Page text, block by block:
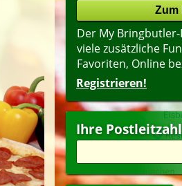
Der My
viele zusätzliche
Favoriten, Online
Registrieren!
Ihre